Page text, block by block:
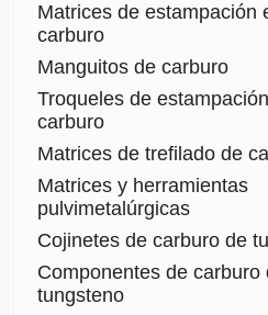
Matrices de estampación
carburo
Manguitos de carburo
Troqueles de
carburo
Matrices de trefilado de
Matrices y herramientas
pulvimetalúrgicas
Cojinetes de carburo de
Componentes de carburo
tungsteno